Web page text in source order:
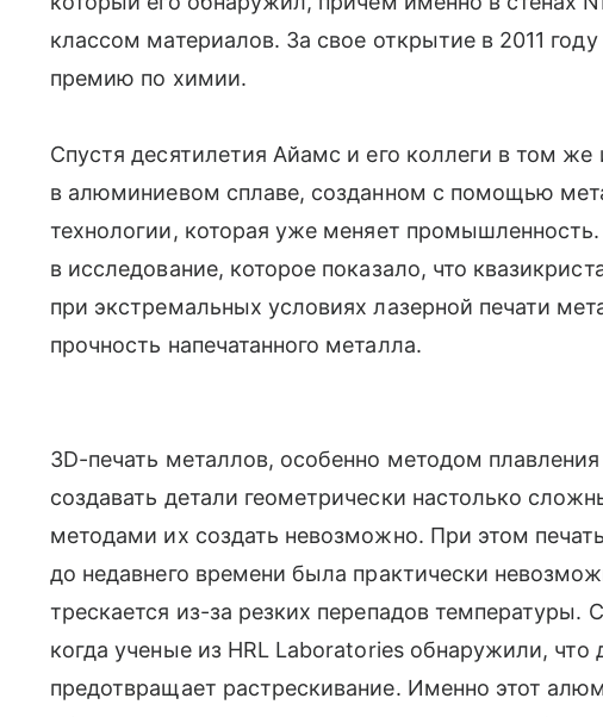
классом материалов. За свое открытие в 2011
премию по химии.
Спустя десятилетия Айамс и его коллеги в том
в алюминиевом сплаве, созданном с помощью
технологии, которая уже меняет
в исследование, которое показало, что
при экстремальных условиях лазерной печати
прочность напечатанного металла.
3D-печать металлов, особенно методом
создавать детали геометрически настолько
методами их создать невозможно. При этом
до недавнего времени была практически
трескается из-за резких перепадов температуры.
когда ученые из HRL Laboratories обнаружили, что
предотвращает растрескивание. Именно этот